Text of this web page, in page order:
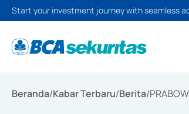
Start your investment journey with seamless
Beranda/Kabar Terbaru/Berita/